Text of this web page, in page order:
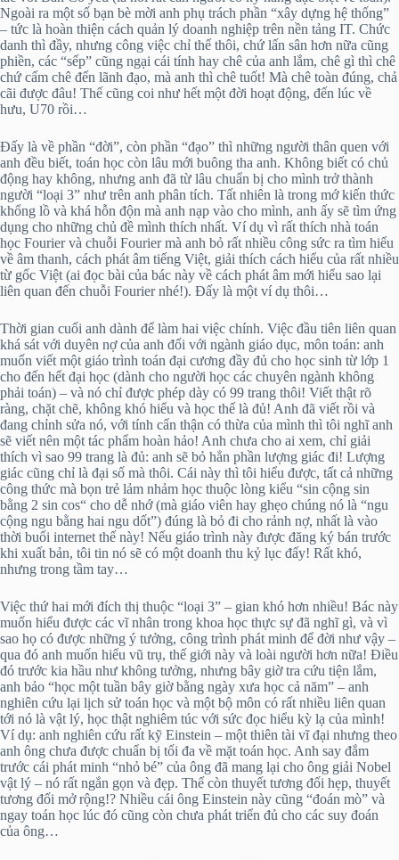
Ngoài ra một số bạn bè mời anh phụ trách phần “xây dựng hệ thống”
– tức là hoàn thiện cách quản lý doanh nghiệp trên nền tảng IT. Chức
danh thì đầy, nhưng công việc chỉ thế thôi, chứ lấn sân hơn nữa cũng
phiền, các “sếp” cũng ngại cái tính hay chê của anh lắm, chê gì thì chê
chứ cấm chê đến lãnh đạo, mà anh thì chê tuốt! Mà chê toàn đúng, chả
cãi được đâu! Thế cũng coi như hết một đời hoạt động, đến lúc về
hưu, U70 rồi…
Đấy là về phần “đời”, còn phần “đạo” thì những người thân quen với
anh đều biết, toán học còn lâu mới buông tha anh. Không biết có chủ
động hay không, nhưng anh đã từ lâu chuẩn bị cho mình trở thành
người “loại 3” như trên anh phân tích. Tất nhiên là trong mớ kiến thức
khổng lồ và khá hỗn độn mà anh nạp vào cho mình, anh ấy sẽ tìm ứng
dụng cho những chủ đề mình thích nhất. Ví dụ vì rất thích nhà toán
học Fourier và chuỗi Fourier mà anh bỏ rất nhiều công sức ra tìm hiểu
về âm thanh, cách phát âm tiếng Việt, giải thích cách hiểu của rất nhiều
từ gốc Việt (ai đọc bài của bác này về cách phát âm mới hiểu sao lại
liên quan đến chuỗi Fourier nhé!). Đấy là một ví dụ thôi…
Thời gian cuối anh dành để làm hai việc chính. Việc đầu tiên liên quan
khá sát với duyên nợ của anh đối với ngành giáo dục, môn toán: anh
muốn viết một giáo trình toán đại cương đầy đủ cho học sinh từ lớp 1
cho đến hết đại học (dành cho người học các chuyên ngành không
phải toán) – và nó chỉ được phép dày có 99 trang thôi! Viết thật rõ
ràng, chặt chẽ, không khó hiểu và học thế là đủ! Anh đã viết rồi và
đang chỉnh sửa nó, với tính cẩn thận có thừa của mình thì tôi nghĩ anh
sẽ viết nên một tác phẩm hoàn hảo! Anh chưa cho ai xem, chỉ giải
thích vì sao 99 trang là đủ: anh sẽ bỏ hẳn phần lượng giác đi! Lượng
giác cũng chỉ là đại số mà thôi. Cái này thì tôi hiểu được, tất cả những
công thức mà bọn trẻ lảm nhảm học thuộc lòng kiểu “sin cộng sin
bằng 2 sin cos“ cho dễ nhớ (mà giáo viên hay ghẹo chúng nó là “ngu
cộng ngu bằng hai ngu dốt”) đúng là bỏ đi cho rảnh nợ, nhất là vào
thời buổi internet thế này! Nếu giáo trình này được đăng ký bán trước
khi xuất bản, tôi tin nó sẽ có một doanh thu kỷ lục đấy! Rất khó,
nhưng trong tầm tay…
Việc thứ hai mới đích thị thuộc “loại 3” – gian khó hơn nhiều! Bác này
muốn hiểu được các vĩ nhân trong khoa học thực sự đã nghĩ gì, và vì
sao họ có được những ý tưởng, công trình phát minh để đời như vậy –
qua đó anh muốn hiểu vũ trụ, thế giới này và loài người hơn nữa! Điều
đó trước kia hầu như không tưởng, nhưng bây giờ tra cứu tiện lắm,
anh bảo “học một tuần bây giờ bằng ngày xưa học cả năm” – anh
nghiên cứu lại lịch sử toán học và một bộ môn có rất nhiều liên quan
tới nó là vật lý, học thật nghiêm túc với sức đọc hiểu kỳ lạ của mình!
Ví dụ: anh nghiên cứu rất kỹ Einstein – một thiên tài vĩ đại nhưng theo
anh ông chưa được chuẩn bị tối đa về mặt toán học. Anh say đắm
trước cái phát minh “nhỏ bé” của ông đã mang lại cho ông giải Nobel
vật lý – nó rất ngắn gọn và đẹp. Thế còn thuyết tương đối hẹp, thuyết
tương đối mở rộng!? Nhiều cái ông Einstein này cũng “đoán mò” và
ngay toán học lúc đó cũng còn chưa phát triển đủ cho các suy đoán
của ông…